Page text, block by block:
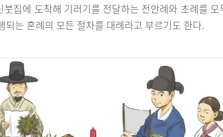
집에 도착해 기러기를 전달하는 전안례와 초례를 모
는 혼례의 모든 절차를 대례라고 부르기도 한다.